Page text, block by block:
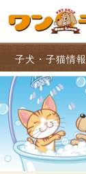
子犬・子猫情報